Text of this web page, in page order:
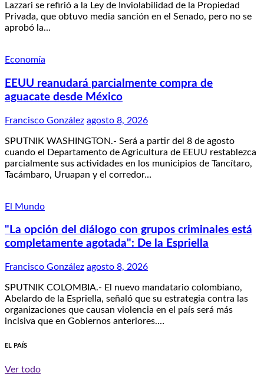
Lazzari se refirió a la Ley de Inviolabilidad de la Propiedad
Privada, que obtuvo media sanción en el Senado, pero no se
aprobó la…
Economía
EEUU reanudará parcialmente compra de
aguacate desde México
Francisco González agosto 8, 2026
SPUTNIK WASHINGTON.- Será a partir del 8 de agosto
cuando el Departamento de Agricultura de EEUU restablezca
parcialmente sus actividades en los municipios de Tancítaro,
Tacámbaro, Uruapan y el corredor…
El Mundo
"La opción del diálogo con grupos criminales está
completamente agotada": De la Espriella
Francisco González agosto 8, 2026
SPUTNIK COLOMBIA.- El nuevo mandatario colombiano,
Abelardo de la Espriella, señaló que su estrategia contra las
organizaciones que causan violencia en el país será más
incisiva que en Gobiernos anteriores.…
EL PAÍS
Ver todo